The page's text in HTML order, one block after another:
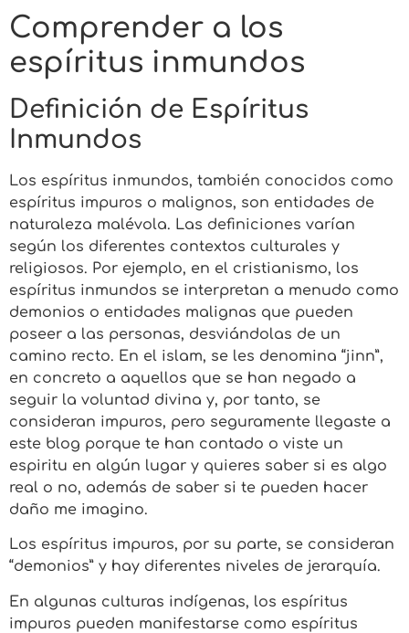
Comprender a los
espíritus inmundos
Definición de Espíritus
Inmundos
Los espíritus inmundos, también conocidos como
espíritus impuros o malignos, son entidades de
naturaleza malévola. Las definiciones varían
según los diferentes contextos culturales y
religiosos. Por ejemplo, en el cristianismo, los
espíritus inmundos se interpretan a menudo como
demonios o entidades malignas que pueden
poseer a las personas, desviándolas de un
camino recto. En el islam, se les denomina “jinn”,
en concreto a aquellos que se han negado a
seguir la voluntad divina y, por tanto, se
consideran impuros, pero seguramente llegaste a
este blog porque te han contado o viste un
espiritu en algún lugar y quieres saber si es algo
real o no, además de saber si te pueden hacer
daño me imagino.
Los espíritus impuros, por su parte, se consideran
“demonios” y hay diferentes niveles de jerarquía.
En algunas culturas indígenas, los espíritus
impuros pueden manifestarse como espíritus